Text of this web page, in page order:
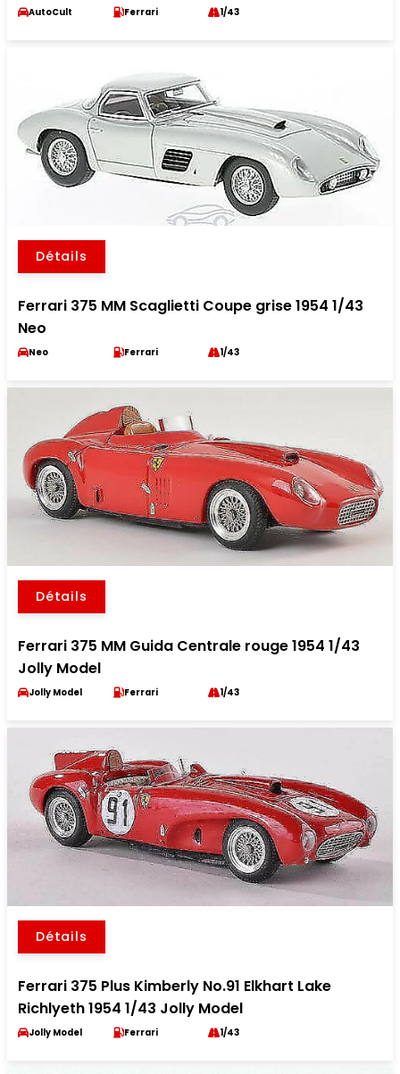
AutoCult Ferrari 1/43
Détails
Ferrari 375 MM Scaglietti Coupe grise 1954 1/43
Neo
Neo Ferrari 1/43
Détails
Ferrari 375 MM Guida Centrale rouge 1954 1/43
Jolly Model
Jolly Model Ferrari 1/43
Détails
Ferrari 375 Plus Kimberly No.91 Elkhart Lake
Richlyeth 1954 1/43 Jolly Model
Jolly Model Ferrari 1/43